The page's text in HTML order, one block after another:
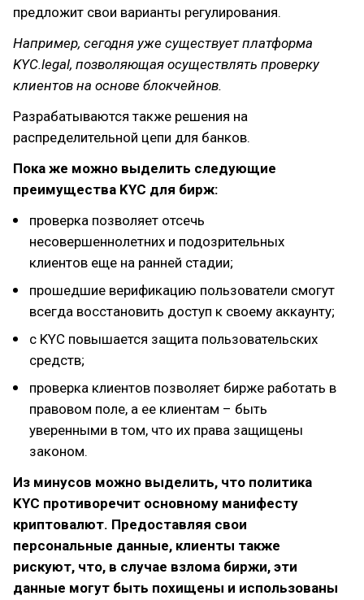
предложит свои варианты регулирования.
Например, сегодня уже существует платформа
KYC.legal, позволяющая осуществлять проверку
клиентов на основе блокчейнов.
Разрабатываются также решения на
распределительной цепи для банков.
Пока же можно выделить следующие
преимущества KYC для бирж:
проверка позволяет отсечь
несовершеннолетних и подозрительных
клиентов еще на ранней стадии;
прошедшие верификацию пользователи смогут
всегда восстановить доступ к своему аккаунту;
с KYC повышается защита пользовательских
средств;
проверка клиентов позволяет бирже работать в
правовом поле, а ее клиентам – быть
уверенными в том, что их права защищены
законом.
Из минусов можно выделить, что политика
KYC противоречит основному манифесту
криптовалют. Предоставляя свои
персональные данные, клиенты также
рискуют, что, в случае взлома биржи, эти
данные могут быть похищены и использованы